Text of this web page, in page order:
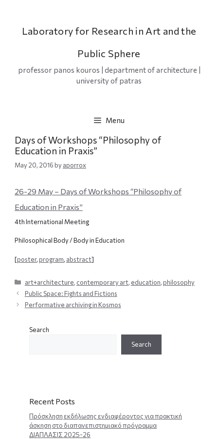
Laboratory for Research in Art and the
Public Sphere
professor panos kouros | department of architecture |
university of patras
Menu
Days of Workshops “Philosophy of
Education in Praxis”
May 20, 2016byaporrox
26-29 May – Days of Workshops “Philosophy of
Education in Praxis”
4th International Meeting
Philosophical Body / Body in Education
[poster,program, abstract]
Categories
art+architecture, contemporary art, education,philosophy
Public Space: Fights and Fictions
Performative archiving in Kosmos
Search
Search
Recent Posts
Πρόσκληση εκδήλωσης ενδιαφέροντος για πρακτική
άσκηση στο διαπανεπιστημιακό πρόγραμμα
ΔΙΑΠΛΑΣΙΣ 2025-26